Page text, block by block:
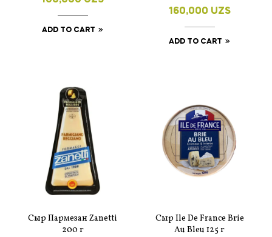
ADD TO CART
160,000 UZS
ADD TO CART
Сыр Пармезан Zanetti
200 г
Сыр Ile De France Brie
Au Bleu 125 г